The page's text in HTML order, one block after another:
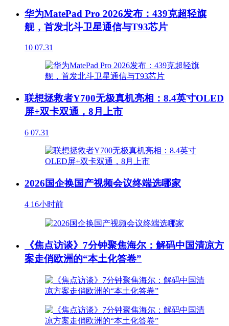
华为MatePad Pro 2026发布：439克超轻旗
舰，首发北斗卫星通信与T93芯片
10 07.31
联想拯救者Y700无极真机亮相：8.4英寸OLED
屏+双卡双通，8月上市
6 07.31
2026国企换国产视频会议终端选哪家
4 16小时前
《焦点访谈》7分钟聚焦海尔：解码中国清凉方
案走俏欧洲的“本土化答卷”